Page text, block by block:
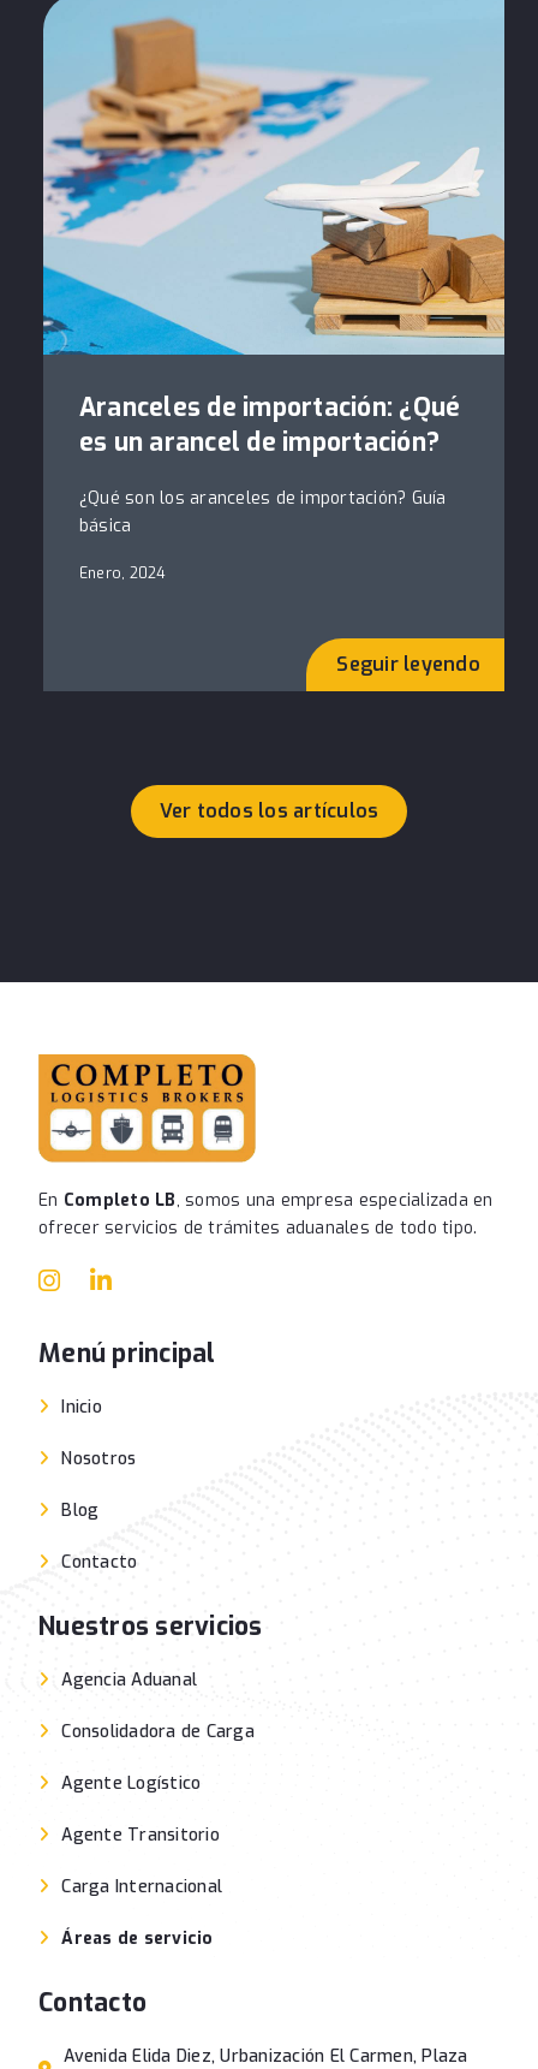
Aranceles de importación: ¿Qué
es un arancel de importación?
¿Qué son los aranceles de importación? Guía
básica
Enero, 2024
Seguir leyendo
Ver todos los artículos
En Completo LB, somos una empresa especializada en
ofrecer servicios de trámites aduanales de todo tipo.
Menú principal
Inicio
Nosotros
Blog
Contacto
Nuestros servicios
Agencia Aduanal
Consolidadora de Carga
Agente Logístico
Agente Transitorio
Carga Internacional
Áreas de servicio
Contacto
Avenida Elida Diez, Urbanización El Carmen, Plaza